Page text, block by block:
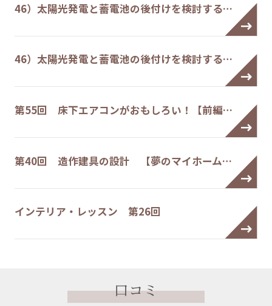
46）太陽光発電と蓄電池の後付けを検討する…
46）太陽光発電と蓄電池の後付けを検討する…
第55回 床下エアコンがおもしろい！【前編…
第40回 造作建具の設計 【夢のマイホーム…
インテリア・レッスン 第26回
口コミ